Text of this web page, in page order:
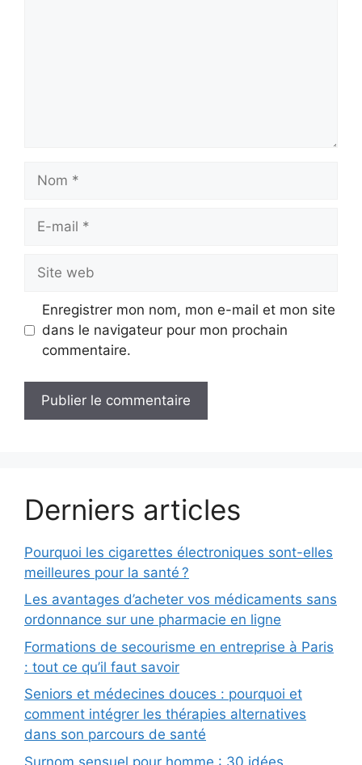
Nom
Site
web
Enregistrer mon nom, mon e-mail et mon site
dans le navigateur pour mon prochain
commentaire.
Derniers articles
Pourquoi les cigarettes électroniques sont-elles
meilleures pour la santé ?
Les avantages d’acheter vos médicaments sans
ordonnance sur une pharmacie en ligne
Formations de secourisme en entreprise à Paris
: tout ce qu’il faut savoir
Seniors et médecines douces : pourquoi et
comment intégrer les thérapies alternatives
dans son parcours de santé
Surnom sensuel pour homme : 30 idées